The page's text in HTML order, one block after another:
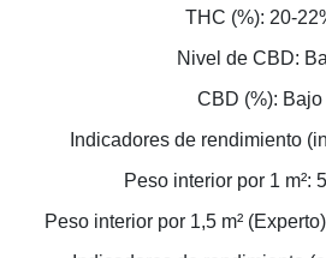
THC (%): 20-
Nivel de CBD:
CBD (%): Bajo
Indicadores de rendimiento
Peso interior por 1 m²:
Peso interior por 1,5 m²